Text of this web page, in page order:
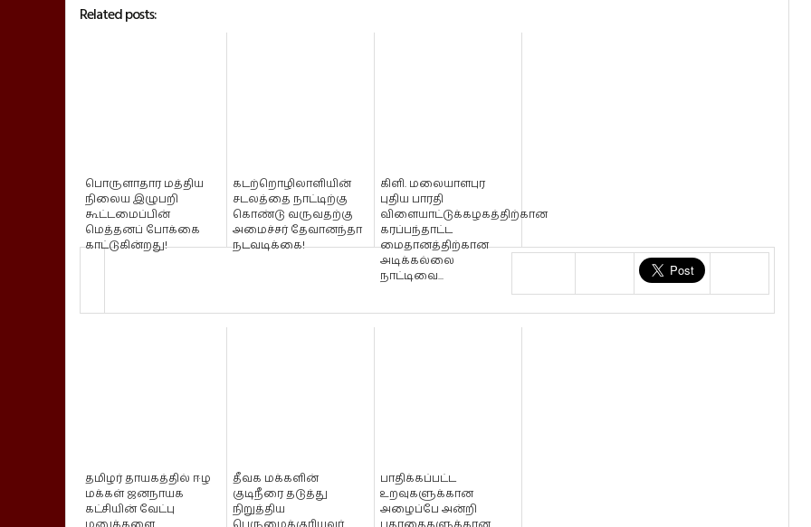
Related posts:
பொருளாதார மத்திய
நிலைய இழுபறி
கூட்டமைப்பின்
மெத்தனப் போக்கை
காட்டுகின்றது!
கடற்றொழிலாளியின்
சடலத்தை நாட்டிற்கு
கொண்டு வருவதற்கு
அமைச்சர் தேவானந்தா
நடவடிக்கை!
கிளி. மலையாளபுர
புதிய பாரதி
விளையாட்டுக்கழகத்திற்கான
கரப்பந்தாட்ட
மைதானத்திற்கான
அடிக்கல்லை
நாட்டிவை...
தமிழர் தாயகத்தில் ஈழ
மக்கள் ஜனநாயக
கட்சியின் வேட்பு
தீவக மக்களின்
குடிநீரை தடுத்து
நிறுத்திய
பாதிக்கப்பட்ட
உறவுகளுக்கான
அழைப்பே அன்றி